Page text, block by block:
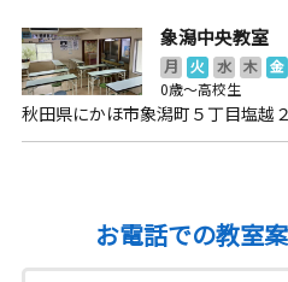
象潟中央教室
月 火 水 木 金
0歳～高校生
秋田県にかほ市象潟町５丁目塩越
お電話での教室